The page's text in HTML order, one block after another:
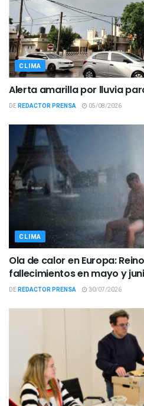
CLIMA
Alerta amarilla por lluvia
DEREDACTOR PRENSA 05/08/2026
CLIMA
Ola de calor en Europa:
fallecimientos en mayo y
DEREDACTOR PRENSA 30/07/2026